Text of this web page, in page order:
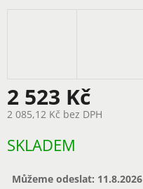
2 523 Kč
2 085,12 Kč bez DPH
cena:
SKLADEM
Můžeme odeslat: 11.8.2026